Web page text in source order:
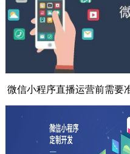
微信小程序直播运营前需要